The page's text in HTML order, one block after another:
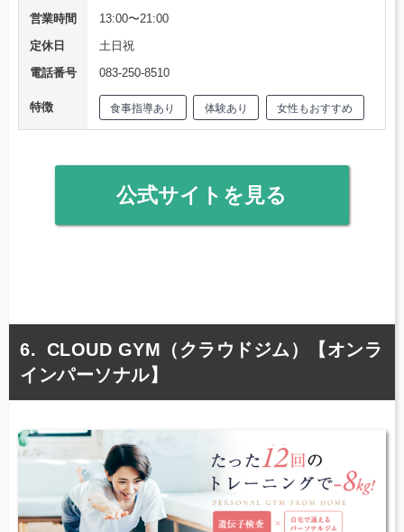
営業時間
13:00〜21:00
定休日
土日祝
電話番号
083-250-8510
特徴 食事指導あり 体験あり 女性もおすすめ
公式サイトを見る
CLOUD GYM（クラウドジム）【オンラ
インパーソナル】